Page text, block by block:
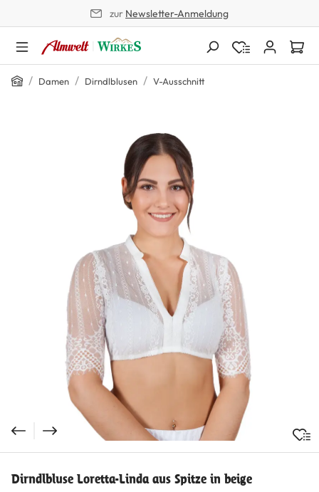
zur Newsletter-Anmeldung
Home
/ Damen / Dirndlblusen / V-Ausschnitt
Dirndlbluse Loretta-Linda aus Spitze in beige